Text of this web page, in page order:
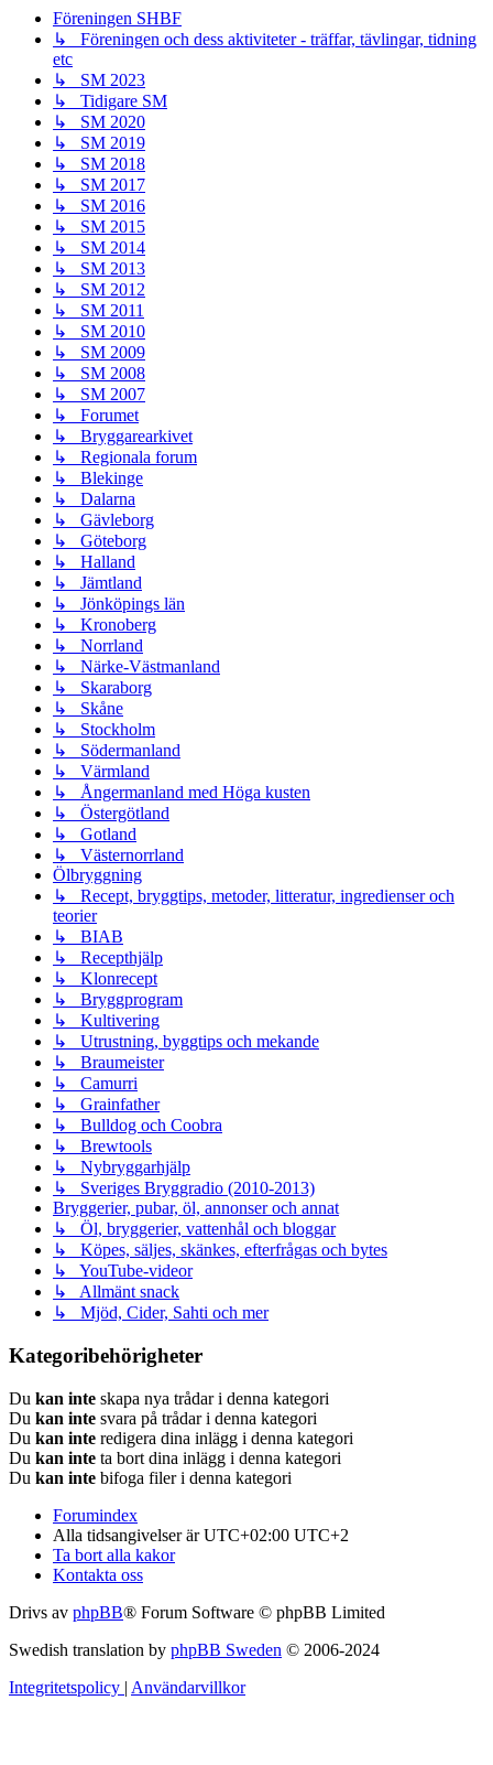
Föreningen SHBF
↳ Föreningen och dess aktiviteter - träffar, tävlingar, tidning
etc
↳ SM 2023
↳ Tidigare SM
↳ SM 2020
↳ SM 2019
↳ SM 2018
↳ SM 2017
↳ SM 2016
↳ SM 2015
↳ SM 2014
↳ SM 2013
↳ SM 2012
↳ SM 2011
↳ SM 2010
↳ SM 2009
↳ SM 2008
↳ SM 2007
↳ Forumet
↳ Bryggarearkivet
↳ Regionala forum
↳ Blekinge
↳ Dalarna
↳ Gävleborg
↳ Göteborg
↳ Halland
↳ Jämtland
↳ Jönköpings län
↳ Kronoberg
↳ Norrland
↳ Närke-Västmanland
↳ Skaraborg
↳ Skåne
↳ Stockholm
↳ Södermanland
↳ Värmland
↳ Ångermanland med Höga kusten
↳ Östergötland
↳ Gotland
↳ Västernorrland
Ölbryggning
↳ Recept, bryggtips, metoder, litteratur, ingredienser och
teorier
↳ BIAB
↳ Recepthjälp
↳ Klonrecept
↳ Bryggprogram
↳ Kultivering
↳ Utrustning, byggtips och mekande
↳ Braumeister
↳ Camurri
↳ Grainfather
↳ Bulldog och Coobra
↳ Brewtools
↳ Nybryggarhjälp
↳ Sveriges Bryggradio (2010-2013)
Bryggerier, pubar, öl, annonser och annat
↳ Öl, bryggerier, vattenhål och bloggar
↳ Köpes, säljes, skänkes, efterfrågas och bytes
↳ YouTube-videor
↳ Allmänt snack
↳ Mjöd, Cider, Sahti och mer
Kategoribehörigheter
Du kan inte skapa nya trådar i denna kategori
Du kan inte svara på trådar i denna kategori
Du kan inte redigera dina inlägg i denna kategori
Du kan inte ta bort dina inlägg i denna kategori
Du kan inte bifoga filer i denna kategori
Forumindex
Alla tidsangivelser är UTC+02:00 UTC+2
Ta bort alla kakor
Kontakta oss
Drivs av phpBB® Forum Software © phpBB Limited
Swedish translation by phpBB Sweden © 2006-2024
Integritetspolicy | Användarvillkor